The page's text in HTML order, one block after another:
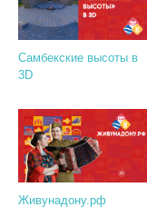
Самбекские высоты в
3D
Живунадону.рф